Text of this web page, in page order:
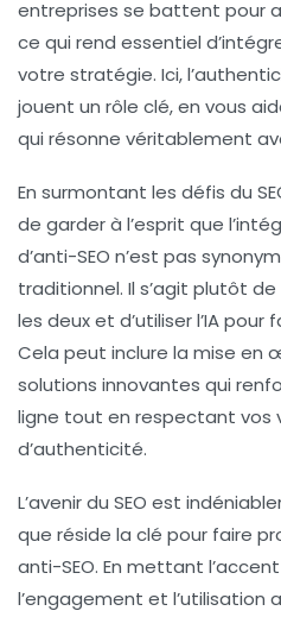
entreprises se battent pour
ce qui rend essentiel
votre stratégie. Ici,
jouent un rôle clé, en vous
qui résonne véritablement
En surmontant les défis du
de garder à l’esprit que
d’anti-SEO n’est pas
traditionnel. Il s’agit plutôt
les deux et d’utiliser l’IA
Cela peut inclure la mise en
solutions innovantes qui
ligne tout en respectant vos
d’authenticité.
L’avenir du SEO est
que réside la clé pour faire
anti-SEO. En mettant l’accent
l’engagement et l’utilisation